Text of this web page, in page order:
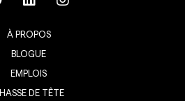
À PROPOS
BLOGUE
EMPLOIS
DE TÊTE